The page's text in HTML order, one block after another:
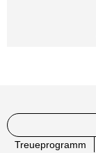
Treueprogramm